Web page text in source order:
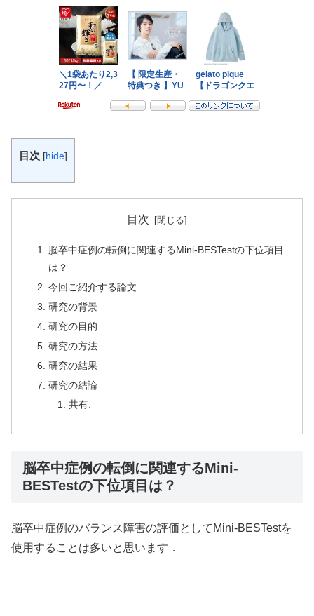
目次 [hide]
目次
脳卒中症例の転倒に関連するMini-BESTestの下位項目
は？
今回ご紹介する論文
研究の背景
研究の目的
研究の方法
研究の結果
研究の結論
共有:
脳卒中症例の転倒に関連するMini-
BESTestの下位項目は？
脳卒中症例のバランス障害の評価としてMini-BESTestを
使用することは多いと思います．